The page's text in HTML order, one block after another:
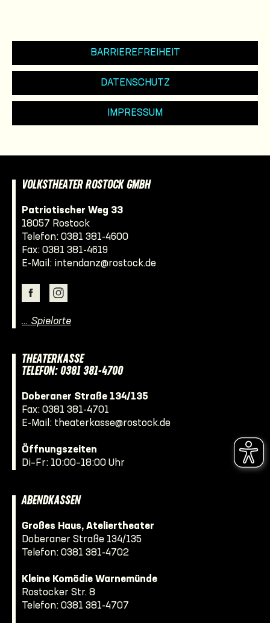
BARRIEREFREIHEIT
DATENSCHUTZ
IMPRESSUM
VOLKSTHEATER ROSTOCK GMBH
Patriotischer Weg 33
18057 Rostock
Telefon: 0381 381-4600
Fax: 0381 381-4619
E-Mail: intendanz@rostock.de
… Spielorte
THEATERKASSE
TELEFON: 0381 381-4700
Doberaner Straße 134/135
Fax: 0381 381-4701
E-Mail: theaterkasse@rostock.de
Öffnungszeiten
Di–Fr: 10:00–18:00 Uhr
ABENDKASSEN
Großes Haus, Ateliertheater
Doberaner Straße 134/135
Telefon: 0381 381-4702
Kleine Komödie Warnemünde
Rostocker Str. 8
Telefon: 0381 381-4707